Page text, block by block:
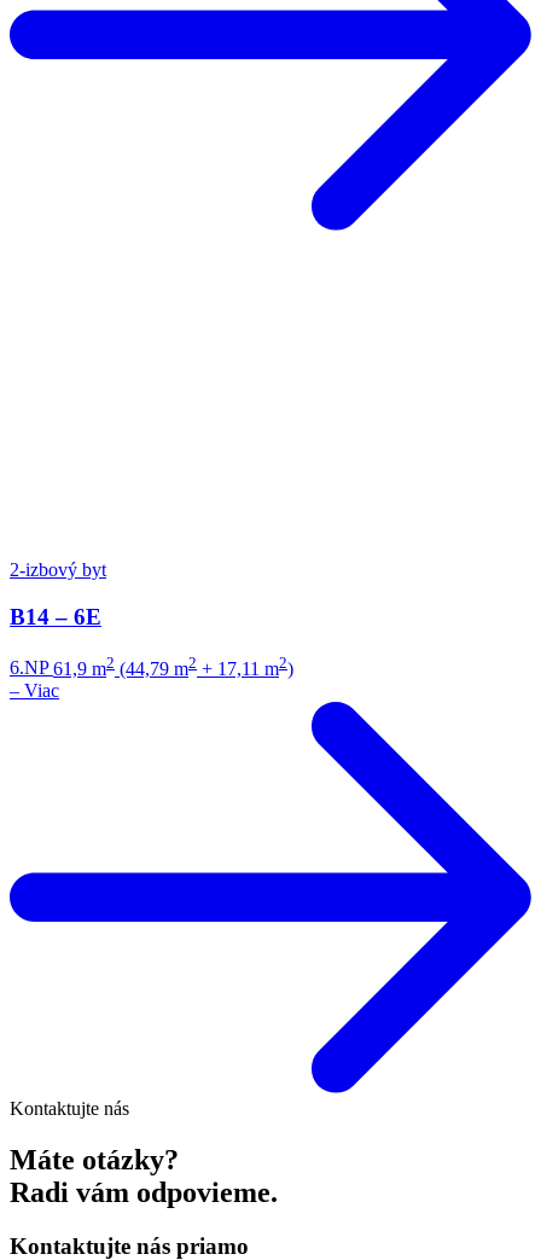
2-izbový byt
B14 – 6E
6.NP 61,9 m2 (44,79 m2 + 17,11 m2)
– Viac
Kontaktujte nás
Máte otázky?
Radi vám odpovieme.
Kontaktujte nás priamo